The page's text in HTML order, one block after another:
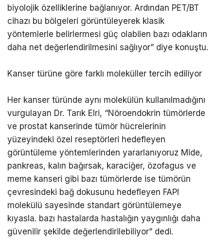
biyolojik özelliklerine bağlanıyor. Ardından PET/BT
cihazı bu bölgeleri görüntüleyerek klasik
yöntemlerle belirlermesi güç olabilen bazı odakların
daha net değerlendirilmesini sağlıyor” diye konuştu.
Kanser türüne göre farklı moleküller tercih ediliyor
Her kanser türünde aynı molekülün kullanılmadığını
vurgulayan Dr. Tarık Elri, “Nöroendokrin tümörlerde
ve prostat kanserinde tümör hücrelerinin
yüzeyindeki özel reseptörleri hedefleyen
görüntüleme yöntemlerinden yararlanıyoruz Mide,
pankreas, kalın bağırsak, karaciğer, özofagus ve
meme kanseri gibi bazı tümörlerde ise tümörün
çevresindeki bağ dokusunu hedefleyen FAPI
molekülü sayesinde standart görüntülemeye
kıyasla. bazı hastalarda hastalığın yaygınlığı daha
güvenilir şekilde değerlendirilebiliyor” dedi.